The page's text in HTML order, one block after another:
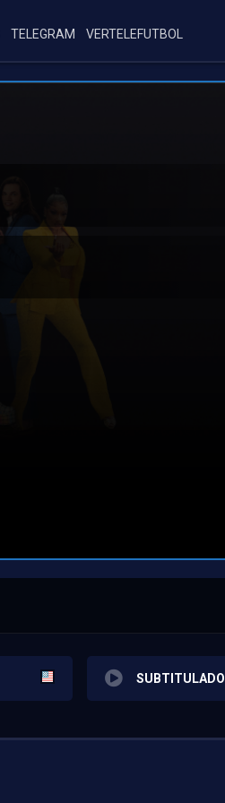
TELEGRAM VERTELEFUTBOL
SUBTITULADO